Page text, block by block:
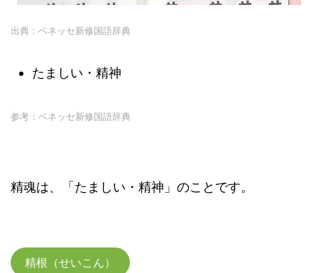
出典：ベネッセ新修国語辞典
たましい・精神
参考：ベネッセ新修国語辞典
精魂は、「たましい・精神」のことです。
精根（せいこん）